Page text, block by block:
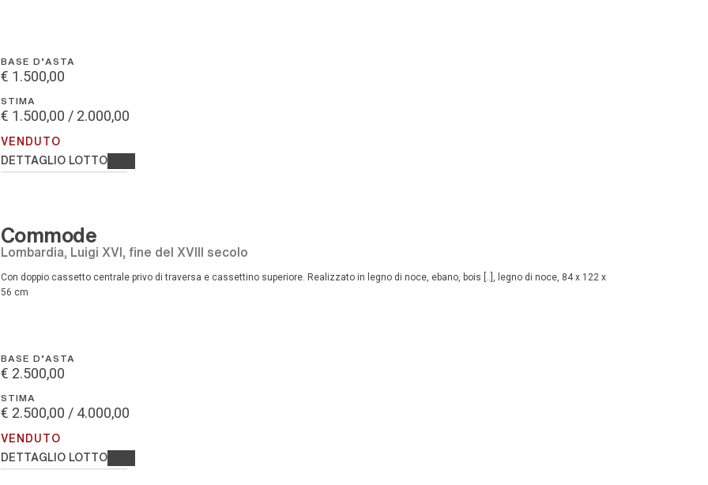
BASE D'ASTA
€ 1.500,00
STIMA
€ 1.500,00 / 2.000,00
VENDUTO
DETTAGLIO LOTTO
Commode
Lombardia, Luigi XVI, fine del XVIII secolo
Con doppio cassetto centrale privo di traversa e cassettino superiore. Realizzato in legno di noce, ebano, bois [..], legno di noce, 84 x 122 x
56 cm
BASE D'ASTA
€ 2.500,00
STIMA
€ 2.500,00 / 4.000,00
VENDUTO
DETTAGLIO LOTTO